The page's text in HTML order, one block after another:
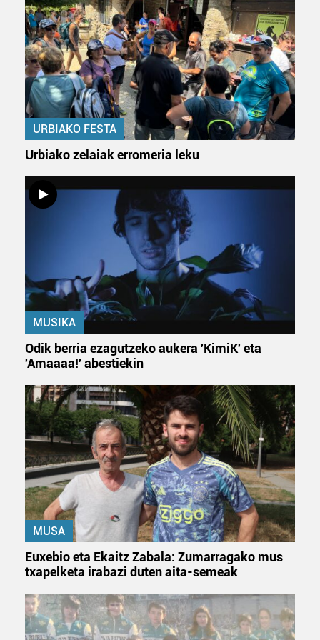
Webgune honek cookie propioak eta hirugarrenen cookie-
fitxategiak erabiltzen ditu. Zure esperientzia eta
zerbitzuak hobetzeko asmoz, cookie teknologiaz
baliatzen gara. Ohar hau onartuz gero, teknologia hori
erabiltzeko baimen esplizitua ematen diguzu.Gehiago
irakurri
URBIAKO FESTA
Urbiako zelaiak erromeria leku
MUSIKA
Odik berria ezagutzeko aukera 'KimiK' eta
'Amaaaa!' abestiekin
MUSA
Euxebio eta Ekaitz Zabala: Zumarragako mus
txapelketa irabazi duten aita-semeak